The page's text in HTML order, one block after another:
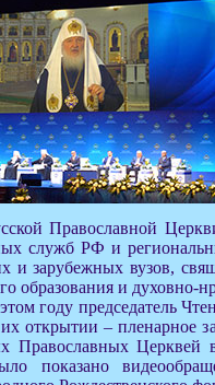
Православной
служб РФ и
и зарубежных вузов,
образования и духовно-
году председатель
открытии – пленарное
Православных Церквей
показано